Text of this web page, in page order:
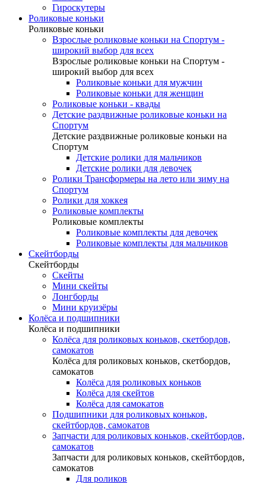
Гироскутеры
Роликовые коньки
Роликовые коньки
Взрослые роликовые коньки на Спортум -
широкий выбор для всех
Взрослые роликовые коньки на Спортум -
широкий выбор для всех
Роликовые коньки для мужчин
Роликовые коньки для женщин
Роликовые коньки - квады
Детские раздвижные роликовые коньки на
Спортум
Детские раздвижные роликовые коньки на
Спортум
Детские ролики для мальчиков
Детские ролики для девочек
Ролики Трансформеры на лето или зиму на
Спортум
Ролики для хоккея
Роликовые комплекты
Роликовые комплекты
Роликовые комплекты для девочек
Роликовые комплекты для мальчиков
Скейтборды
Скейтборды
Скейты
Мини скейты
Лонгборды
Мини круизёры
Колёса и подшипники
Колёса и подшипники
Колёса для роликовых коньков, скетбордов,
самокатов
Колёса для роликовых коньков, скетбордов,
самокатов
Колёса для роликовых коньков
Колёса для скейтов
Колёса для самокатов
Подшипники для роликовых коньков,
скейтбордов, самокатов
Запчасти для роликовых коньков, скейтбордов,
самокатов
Запчасти для роликовых коньков, скейтбордов,
самокатов
Для роликов